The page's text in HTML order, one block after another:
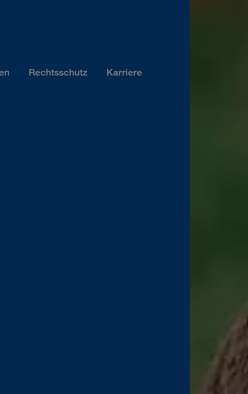
Rechtsschutz Karriere